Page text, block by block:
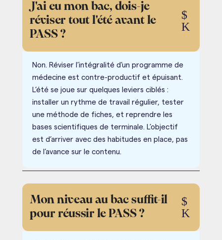
J'ai eu mon bac, dois-je
réviser tout l'été avant le
PASS ?
$
K
Non. Réviser l’intégralité d’un programme de
médecine est contre-productif et épuisant.
L’été se joue sur quelques leviers ciblés :
installer un rythme de travail régulier, tester
une méthode de fiches, et reprendre les
bases scientifiques de terminale. L’objectif
est d’arriver avec des habitudes en place, pas
de l’avance sur le contenu.
Mon niveau au bac suffit-il
pour réussir le PASS ?
$
K